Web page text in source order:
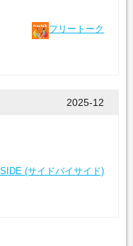
フリートーク
2025-12
(サイドバイサイド)